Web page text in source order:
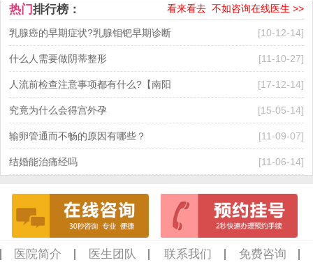
热门排行榜： 看来看去 不如咨询在线医生 >>
乳腺癌的早期症状?乳腺钼钯早期诊断 [10-12-14]
什么人需要做阴蒂整形 [11-10-27]
人流前检查注意事项都有什么?【南阳 [17-12-14]
究竟为什么会得宫外孕 [15-05-14]
输卵管通而不畅的原因有哪些？ [11-09-07]
结婚能治痛经吗 [11-06-14]
医院简介 医生团队 联系我们 免费咨询